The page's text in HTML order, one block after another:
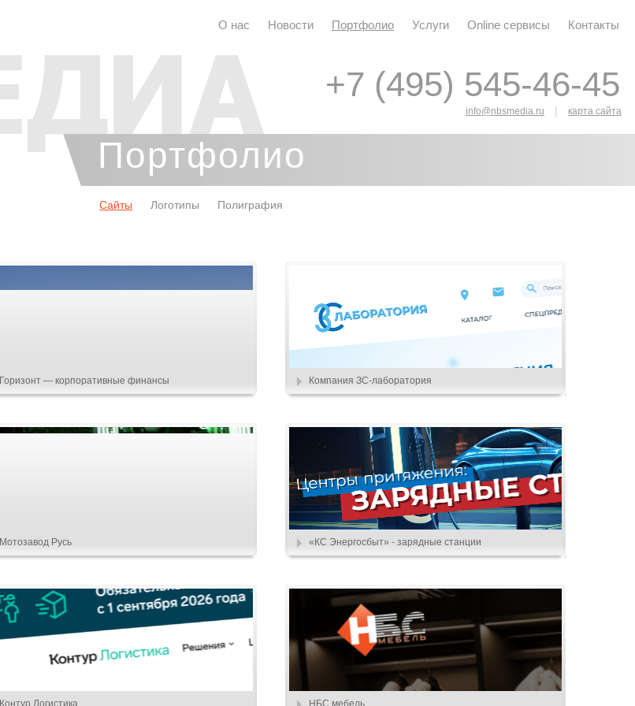
О нас Новости Портфолио Услуги Online сервисы Контакты
+7 (495) 545-46-45
+7 (495) 545-46-45
info@nbsmedia.ru | карта сайта
Портфолио
Сайты Логотипы Полиграфия
Горизонт — корпоративные финансы Компания ЗС-лаборатория
Мотозавод Русь «КС Энергосбыт» - зарядные станции
Контур.Логистика НБС мебель